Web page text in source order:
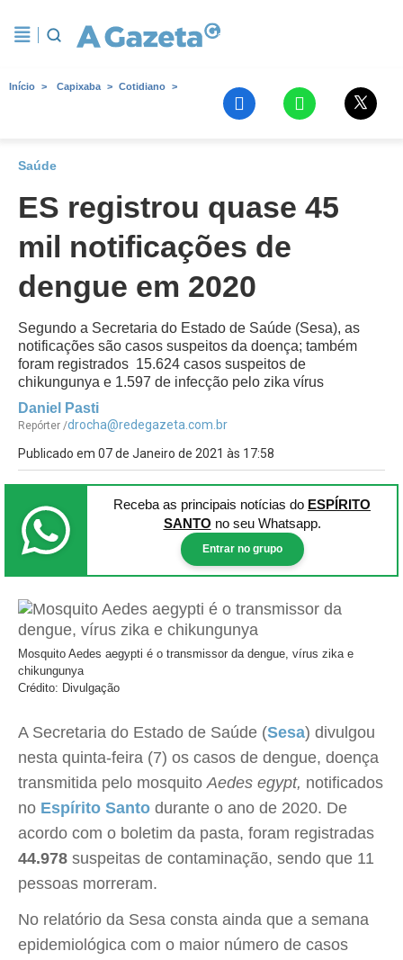
Início Capixaba Cotidiano
Saúde
ES registrou quase 45
mil notificações de
dengue em 2020
Segundo a Secretaria do Estado de Saúde (Sesa), as
notificações são casos suspeitos da doença; também
foram registrados 15.624 casos suspeitos de
chikungunya e 1.597 de infecção pelo zika vírus
Daniel Pasti
Repórter /drocha@redegazeta.com.br
Publicado em 07 de Janeiro de 2021 às 17:58
Receba as principais notícias do ESPÍRITO
SANTO no seu Whatsapp.
Entrar no grupo
Mosquito Aedes aegypti é o transmissor da dengue, vírus zika e
chikungunya
Crédito: Divulgação
A Secretaria do Estado de Saúde (Sesa) divulgou
nesta quinta-feira (7) os casos de dengue, doença
transmitida pelo mosquitoAedes egypt, notificados
no Espírito Santo durante o ano de 2020. De
acordo com o boletim da pasta, foram registradas
44.978 suspeitas de contaminação, sendo que 11
pessoas morreram.
No relatório da Sesa consta ainda que a semana
epidemiológica com o maior número de casos